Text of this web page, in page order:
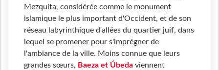
Mezquita, considérée comme le monument
islamique le plus important d'Occident, et de son
réseau labyrinthique d'allées du quartier juif, dans
lequel se promener pour s'imprégner de
l'ambiance de la ville. Moins connue que leurs
grandes sœurs, Baeza et Úbeda viennent